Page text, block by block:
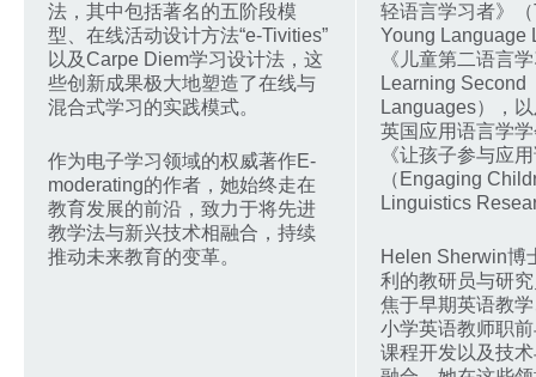
法，其中包括著名的五阶段模
型、在线活动设计方法“e-Tivities”
以及Carpe Diem学习设计法，这
些创新成果极大地塑造了在线与
混合式学习的实践模式。
作为电子学习领域的权威著作E-
moderating的作者，她始终走在
教育发展的前沿，致力于将先进
教学法与新兴技术相融合，持续
推动未来教育的变革。
轻语言学习者》
Young Language
《儿童第二语言
Learning Second
Languages），
英国应用语言学
《让孩子参与应
（Engaging
Linguistics
Helen Sherwin博
利的教研员与研
焦于早期英语教
小学英语教师职
课程开发以及技